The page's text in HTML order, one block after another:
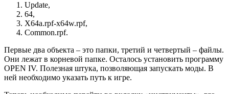
Update,
64,
X64a.rpf-x64w.rpf,
Common.rpf.
Первые два объекта – это папки, третий и четвертый – файлы.
Они лежат в корневой папке. Осталось установить программу
OPEN IV. Полезная штука, позволяющая запускать моды. В
ней необходимо указать путь к игре.